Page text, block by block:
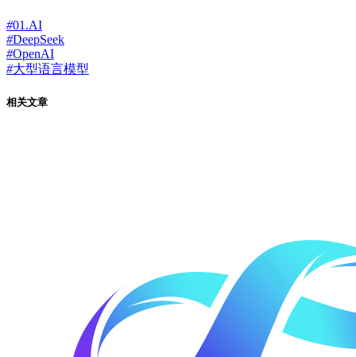
#01.AI
#DeepSeek
#OpenAI
#大型语言模型
相关文章